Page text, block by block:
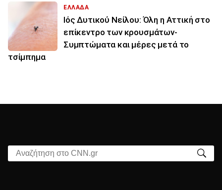
ΕΛΛΑΔΑ
Ιός Δυτικού Νείλου: Όλη η Αττική στο
επίκεντρο των κρουσμάτων-
Συμπτώματα και μέρες μετά το
τσίμπημα
Αναζήτηση στο CNN.gr